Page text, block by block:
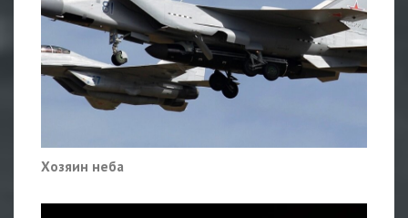
Хозяин неба